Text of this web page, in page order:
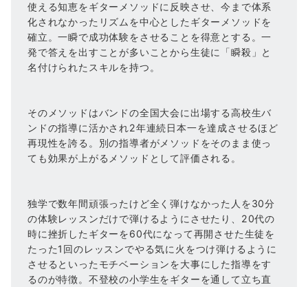
使える知恵をギターメソッドに反映させ、今まで体系
化されなかったリズムを中心としたギターメソッドを
確立。一瞬で成功体験をさせることを得意とする。一
発で答えを出すことが多いことから生徒に「瞬殺」と
名付けられたスキルを持つ。
そのメソッドはバンドの全国大会に出場する高校生バ
ンドの指導に活かされ2年連続日本一を達成させるほど
再現性を誇る。別の指導者がメソッドをそのまま使っ
ても効果が上がるメソッドとして評価される。
独学で数年間頑張ったけど全く弾けなかった人を30分
の体験レッスンだけで弾けるようにさせたり、20代の
時に挫折したギターを60代になって再開させた生徒を
たった1回のレッスンでやる気に火をつけ弾けるように
させるといったモチベーションを大事にした指導をす
るのが特徴。不登校の小学生をギターを通して立ち直